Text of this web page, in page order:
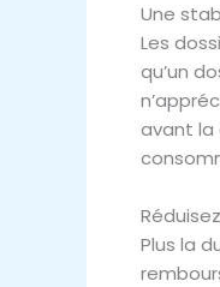
Une
Les
qu’un
avant la
Plus la